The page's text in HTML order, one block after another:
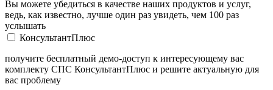
Вы можете убедиться в качестве наших продуктов и услуг,
ведь, как известно, лучше один раз увидеть, чем 100 раз
услышать
КонсультантПлюс
получите бесплатный демо-доступ к интересующему вас
комплекту СПС КонсультантПлюс и решите актуальную для
вас проблему